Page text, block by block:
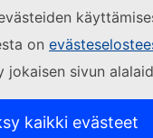
on
jokaisen sivun
kaikki evästeet